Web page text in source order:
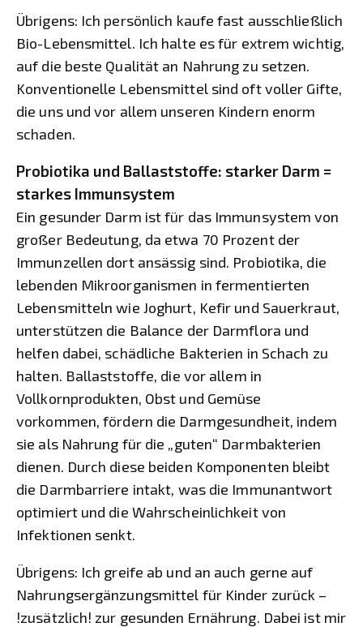
Übrigens: Ich persönlich kaufe fast ausschließlich
Bio-Lebensmittel. Ich halte es für extrem wichtig,
auf die beste Qualität an Nahrung zu setzen.
Konventionelle Lebensmittel sind oft voller Gifte,
die uns und vor allem unseren Kindern enorm
schaden.
Probiotika und Ballaststoffe: starker Darm =
starkes Immunsystem
Ein gesunder Darm ist für das Immunsystem von
großer Bedeutung, da etwa 70 Prozent der
Immunzellen dort ansässig sind. Probiotika, die
lebenden Mikroorganismen in fermentierten
Lebensmitteln wie Joghurt, Kefir und Sauerkraut,
unterstützen die Balance der Darmflora und
helfen dabei, schädliche Bakterien in Schach zu
halten. Ballaststoffe, die vor allem in
Vollkornprodukten, Obst und Gemüse
vorkommen, fördern die Darmgesundheit, indem
sie als Nahrung für die „guten“ Darmbakterien
dienen. Durch diese beiden Komponenten bleibt
die Darmbarriere intakt, was die Immunantwort
optimiert und die Wahrscheinlichkeit von
Infektionen senkt.
Übrigens: Ich greife ab und an auch gerne auf
Nahrungsergänzungsmittel für Kinder zurück –
!zusätzlich! zur gesunden Ernährung. Dabei ist mir